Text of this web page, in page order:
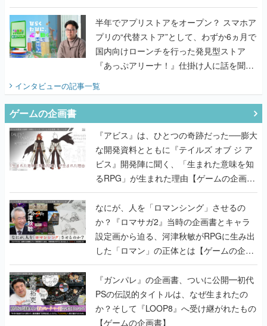
うこだわりをプロデューサーに聞いた
半年でアプリストアをオープン？ スマホア
プリの“代替ストア”として、わずか6ヵ月で
国内向けローンチを行った発見型ストア
『あっぷアリーナ！』仕掛け人に話を聞い
インタビューの記事一覧
ゲームの企画書
『アビス』は、ひとつの奇跡だった──膨大
な開発資料とともに『テイルズ オブ ジ ア
ビス』開発陣に聞く、「生まれた意味を知
るRPG」が生まれた理由【ゲームの企画
書】
なにが、人を「ロマンシング」させるの
か？『ロマサガ2』当時の企画書とキャラ
設定画から迫る、河津秋敏がRPGに生み出
した「ロマン」の正体とは【ゲームの企画
書】
『ガンパレ』の企画書、ついに公開━初代
PSの伝説的タイトルは、なぜ生まれたの
か？そして『LOOP8』へ受け継がれたもの
【ゲームの企画書】